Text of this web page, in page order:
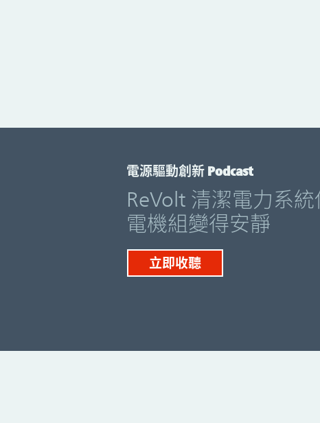
電源驅動創新 Podcast
ReVolt 清潔電力系
電機組變得安靜
立即收聽